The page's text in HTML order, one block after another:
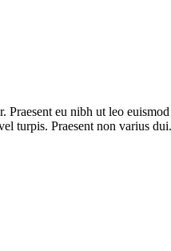
eu nibh ut leo
turpis. Praesent non varius dui.